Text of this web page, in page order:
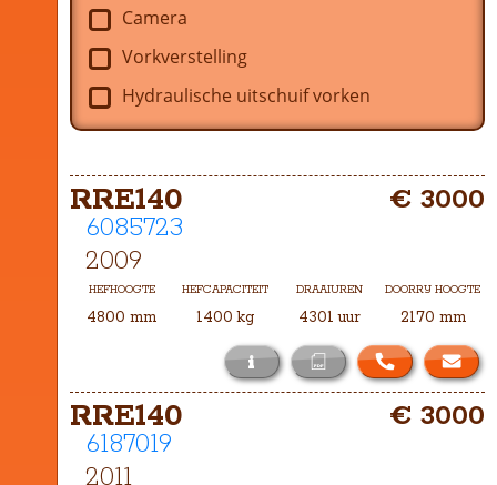
Camera
Vorkverstelling
Hydraulische uitschuif vorken
RRE140
6085723
2009
HEFHOOGTE HEFCAPACITEIT DRAAIUREN DOORRIJ HOOGTE
4800 mm 1400 kg 4301 uur 2170 mm
i
€ 3000
Het masttype bij deze RRE140 is TH-
4800
RRE140
6187019
2011
€ 3000